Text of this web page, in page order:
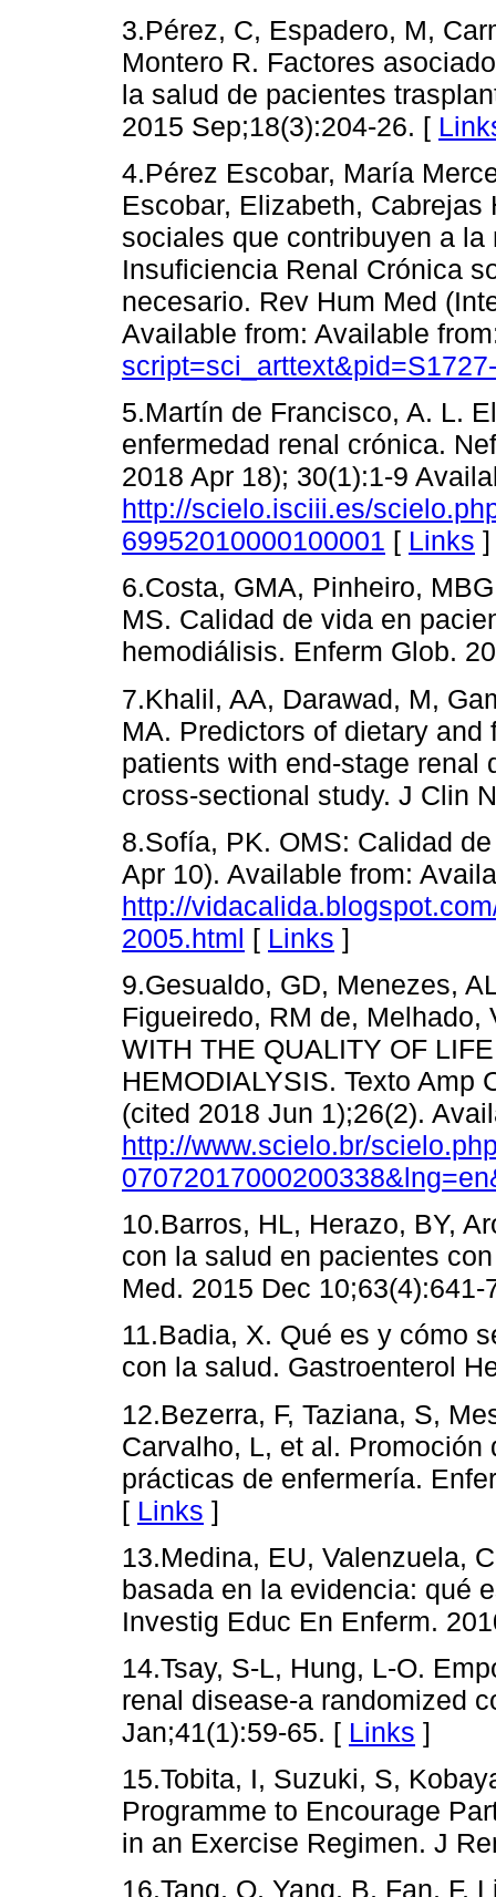
3.Pérez, C, Espadero, M,
Montero R. Factores
la salud de pacientes
2015 Sep;18(3):204-26. [
4.Pérez Escobar, María
Escobar, Elizabeth,
sociales que contribuyen a
Insuficiencia Renal Crónica
necesario. Rev Hum Med
Available from: Available
5.Martín de Francisco, A. L.
enfermedad renal crónica.
2018 Apr 18); 30(1):1-9
http://scielo.isciii.es/
69952010000100001 [ Links ]
6.Costa, GMA, Pinheiro,
MS. Calidad de vida en
hemodiálisis. Enferm Glob.
7.Khalil, AA, Darawad, M,
MA. Predictors of dietary
patients with end-stage renal
cross-sectional study. J Clin
8.Sofía, PK. OMS: Calidad
Apr 10). Available from:
http://
2005.html [ Links ]
9.Gesualdo, GD, Menezes,
Figueiredo, RM de, Melhado,
WITH THE QUALITY OF
HEMODIALYSIS. Texto Amp
(cited 2018 Jun 1);26(2).
http://www.scielo.br/
10.Barros, HL, Herazo, BY,
con la salud en pacientes
Med. 2015 Dec
11.Badia, X. Qué es y cómo
con la salud. Gastroenterol
12.Bezerra, F, Taziana, S,
Carvalho, L, et al.
prácticas de enfermería.
[ Links ]
13.Medina, EU, Valenzuela,
basada en la evidencia: qué
Investig Educ En Enferm.
14.Tsay, S-L, Hung, L-O.
renal disease-a randomized
Jan;41(1):59-65. [ Links ]
15.Tobita, I, Suzuki, S,
Programme to Encourage
in an Exercise Regimen. J
16.Tang, Q, Yang, B, Fan, F,